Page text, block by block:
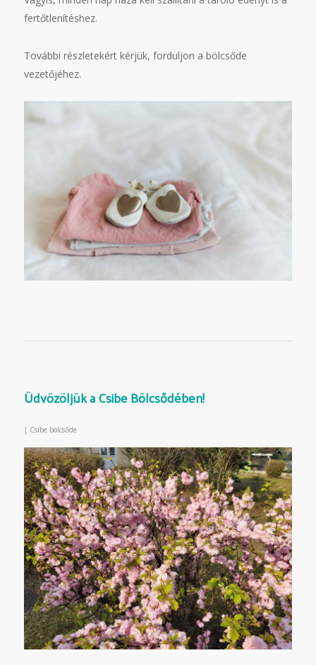
fertőtlenítéshez.
További részletekért kérjük, forduljon a bölcsőde
vezetőjéhez.
Üdvözöljük a Csibe Bölcsődében!
| Csibe bölcsőde